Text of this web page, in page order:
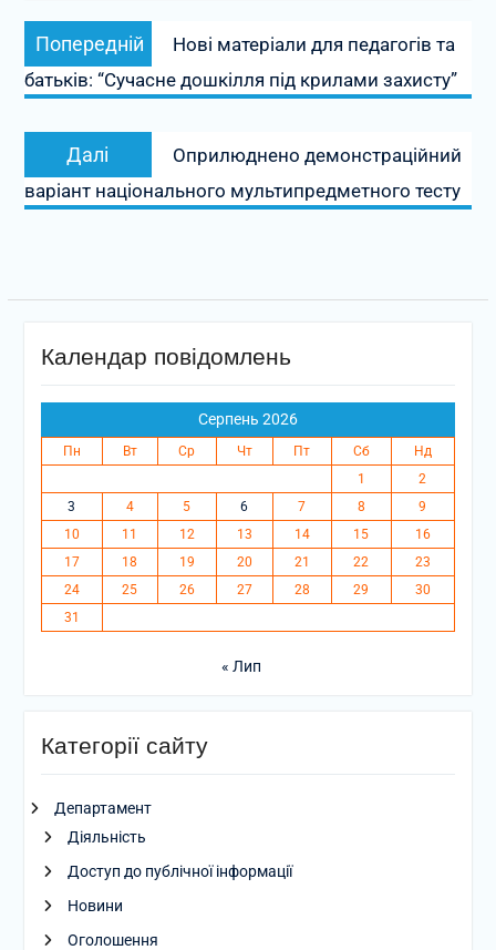
Навігація
записів
Попередній
Попередній
запис:
Нові матеріали для педагогів та
батьків: “Сучасне дошкілля під крилами захисту”
Далі
запис:
Оприлюднено демонстраційний
варіант національного мультипредметного тесту
Календар повідомлень
Серпень 2026
Пн Вт Ср Чт Пт Сб
Нд
1
2
3
4 5 6 7 8
9
10
11 12 13 14 15
16
17
18 19 20 21 22
23
24
25 26 27 28 29
30
31
« Лип
Категорії сайту
Департамент
Діяльність
Доступ до публічної інформації
Новини
Оголошення